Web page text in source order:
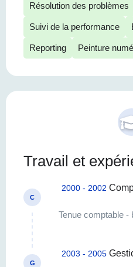
Résolution des problèmes
Suivi de la performance
Reporting Peinture
Travail et
C
2000 - 2002
Tenue comptable -
G
2003 - 2005